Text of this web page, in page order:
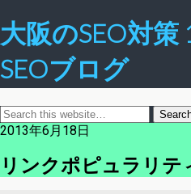
大阪のSEO対
SEOブログ
2013年6月18日
リンクポピュラリテ